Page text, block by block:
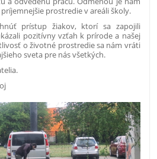
prostredie v areáli školy.
prístup žiakov, ktorí sa zapojili
pozitívny vzťah k prírode a našej
o životné prostredie sa nám vráti
sveta pre nás všetkých.